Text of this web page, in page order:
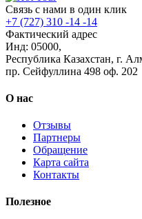
Связь с нами в один клик
+7 (727) 310 -14 -14
Фактический адрес
Инд: 05000,
Республика Казахстан, г.
пр. Сейфуллина 498 оф. 202
О нас
Отзывы
Партнеры
Обращение
Карта сайта
Контакты
Полезное